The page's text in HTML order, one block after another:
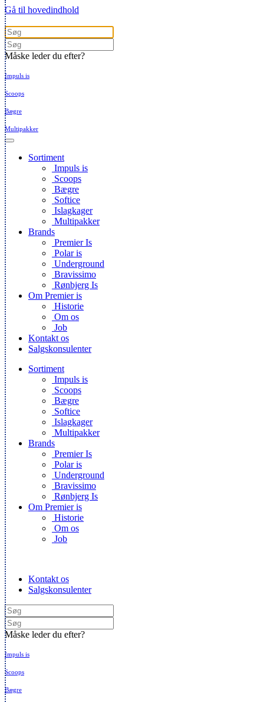
Gå til hovedindhold
Måske leder du efter?
Impuls is
Scoops
Bægre
Multipakker
Sortiment
Impuls is
Scoops
Bægre
Softice
Islagkager
Multipakker
Brands
Premier Is
Polar is
Underground
Bravissimo
Rønbjerg Is
Om Premier is
Historie
Om os
Job
Kontakt os
Salgskonsulenter
Sortiment
Impuls is
Scoops
Bægre
Softice
Islagkager
Multipakker
Brands
Premier Is
Polar is
Underground
Bravissimo
Rønbjerg Is
Om Premier is
Historie
Om os
Job
Kontakt os
Salgskonsulenter
Måske leder du efter?
Impuls is
Scoops
Bægre